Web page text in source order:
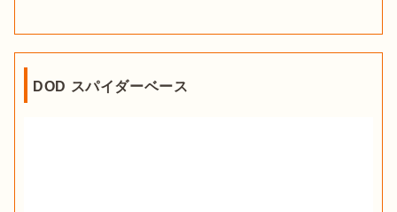
DOD スパイダーベース